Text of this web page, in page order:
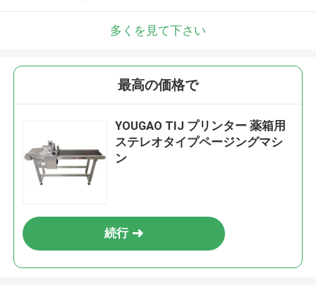
多くを見て下さい
最高の価格で
YOUGAO TIJ プリンター 薬箱用
ステレオタイプページングマシ
ン
続行